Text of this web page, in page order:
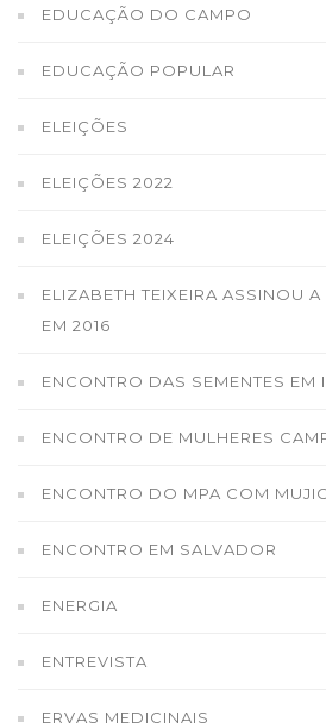
EDUCAÇÃO DO CAMPO
EDUCAÇÃO POPULAR
ELEIÇÕES
ELEIÇÕES 2022
ELEIÇÕES 2024
ELIZABETH TEIXEIRA ASSINOU
EM 2016
ENCONTRO DAS SEMENTES EM
ENCONTRO DE MULHERES
ENCONTRO DO MPA COM
ENCONTRO EM SALVADOR
ENERGIA
ENTREVISTA
ERVAS MEDICINAIS